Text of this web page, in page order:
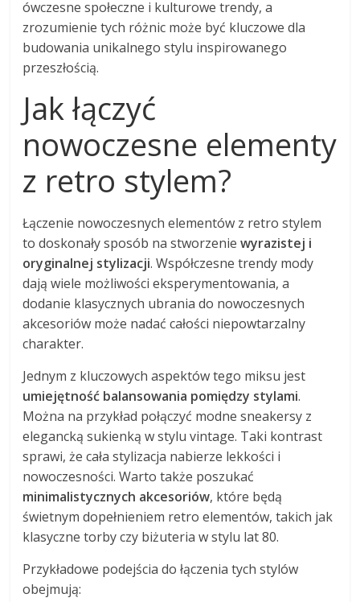
ówczesne społeczne i kulturowe trendy, a
zrozumienie tych różnic może być kluczowe dla
budowania unikalnego stylu inspirowanego
przeszłością.
Jak łączyć
nowoczesne elementy
z retro stylem?
Łączenie nowoczesnych elementów z retro stylem
to doskonały sposób na stworzeniewyrazistej i
oryginalnej stylizacji. Współczesne trendy mody
dają wiele możliwości eksperymentowania, a
dodanie klasycznych ubrania do nowoczesnych
akcesoriów może nadać całości niepowtarzalny
charakter.
Jednym z kluczowych aspektów tego miksu jest
umiejętność balansowania pomiędzy stylami.
Można na przykład połączyć modne sneakersy z
elegancką sukienką w stylu vintage. Taki kontrast
sprawi, że cała stylizacja nabierze lekkości i
nowoczesności. Warto także poszukać
minimalistycznych akcesoriów, które będą
świetnym dopełnieniem retro elementów, takich jak
klasyczne torby czy biżuteria w stylu lat 80.
Przykładowe podejścia do łączenia tych stylów
obejmują: